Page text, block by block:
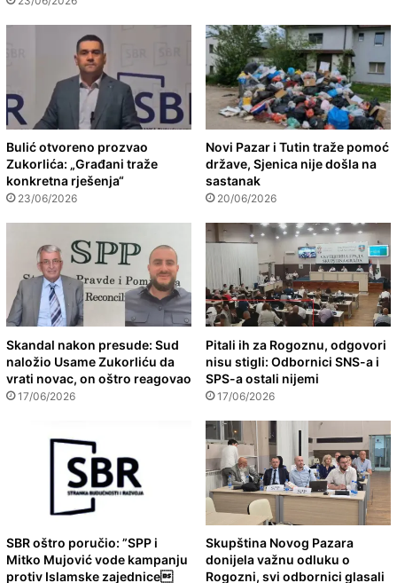
Bulić otvoreno prozvao
Zukorlića: „Građani traže
konkretna rješenja“
23/06/2026
Novi Pazar i Tutin traže pomoć
države, Sjenica nije došla na
sastanak
20/06/2026
Skandal nakon presude: Sud
naložio Usame Zukorliću da
vrati novac, on oštro reagovao
17/06/2026
Pitali ih za Rogoznu, odgovori
nisu stigli: Odbornici SNS-a i
SPS-a ostali nijemi
17/06/2026
SBR oštro poručio: ”SPP i
Mitko Mujović vode kampanju
protiv Islamske zajednice
Skupština Novog Pazara
donijela važnu odluku o
Rogozni, svi odbornici glasali